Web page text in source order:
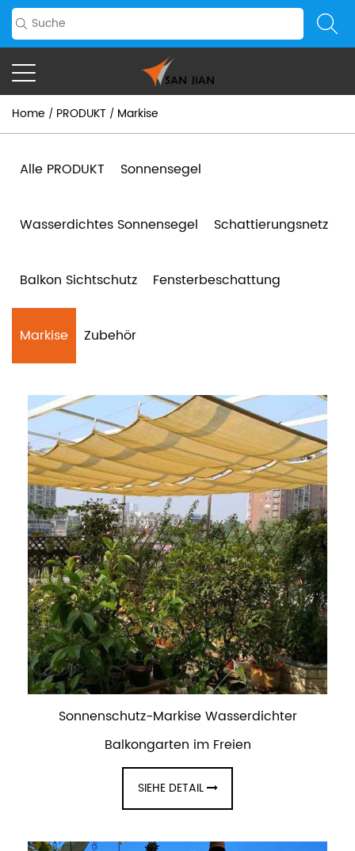
Home / PRODUKT / Markise
Alle PRODUKT Sonnensegel
Wasserdichtes Sonnensegel Schattierungsnetz
Balkon Sichtschutz Fensterbeschattung
Markise Zubehör
Sonnenschutz-Markise Wasserdichter
Balkongarten im Freien
SIEHE DETAIL